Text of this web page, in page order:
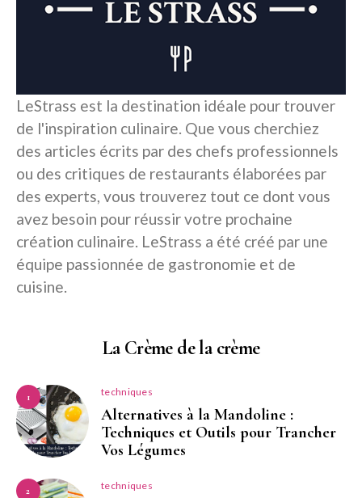
LeStrass est la destination idéale pour trouver
de l'inspiration culinaire. Que vous cherchiez
des articles écrits par des chefs professionnels
ou des critiques de restaurants élaborées par
des experts, vous trouverez tout ce dont vous
avez besoin pour réussir votre prochaine
création culinaire. LeStrass a été créé par une
équipe passionnée de gastronomie et de
cuisine.
La Crème de la crème
1 techniques
Alternatives à la Mandoline :
Techniques et Outils pour Trancher
Vos Légumes
2 techniques